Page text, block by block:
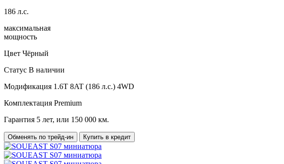
186 л.с.
максимальная
мощность
Цвет Чёрный
Статус В наличии
Модификация 1.6T 8AT (186 л.с.) 4WD
Комплектация Premium
Гарантия 5 лет, или 150 000 км.
Обменять по трейд-ин Купить в кредит